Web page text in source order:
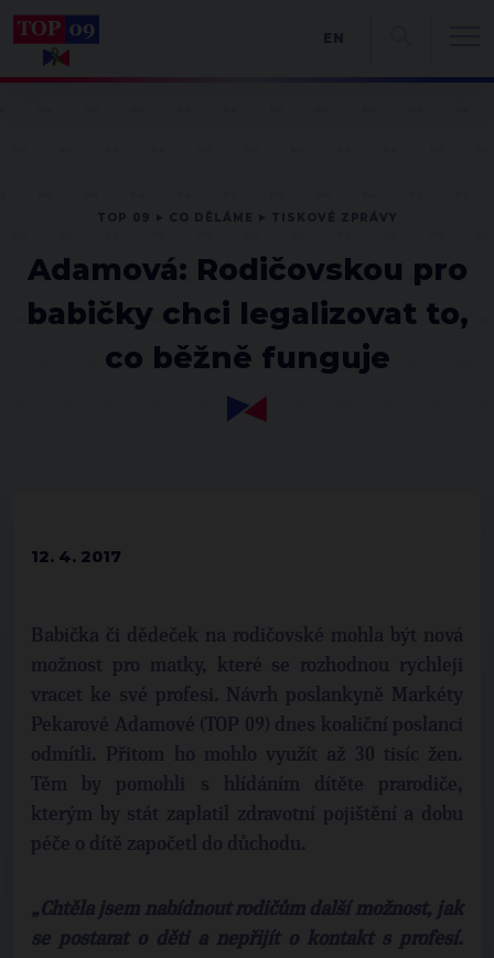
Adamová: Rodičovskou pro
babičky chci legalizovat to,
co běžně funguje
12. 4. 2017
Babička či dědeček na rodičovské mohla být nová
možnost pro matky, které se rozhodnou rychleji
vracet ke své profesi. Návrh poslankyně Markéty
Pekarové Adamové (TOP 09) dnes koaliční poslanci
odmítli. Přitom ho mohlo využít až 30 tisíc žen.
Těm by pomohli s hlídáním dítěte prarodiče,
kterým by stát zaplatil zdravotní pojištění a dobu
péče o dítě započetl do důchodu.
„Chtěla jsem nabídnout rodičům další možnost, jak
se postarat o děti a nepřijít o kontakt s profesí.